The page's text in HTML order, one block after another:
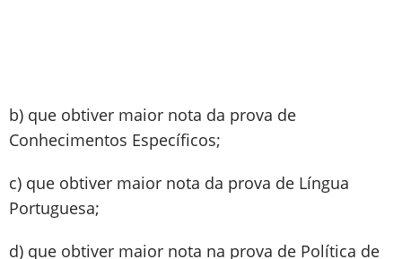
b) que obtiver maior nota da prova de
Conhecimentos Específicos;
c) que obtiver maior nota da prova de Língua
Portuguesa;
d) que obtiver maior nota na prova de Política de